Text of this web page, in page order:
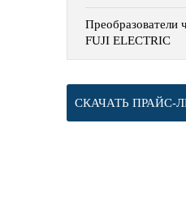
Преобразователи
FUJI ELECTRIC
СКАЧАТЬ ПРАЙС-